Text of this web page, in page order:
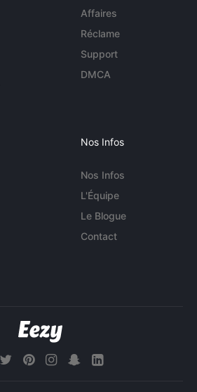
Affaires
Réclame
Support
DMCA
Nos Infos
Nos Infos
L'Équipe
Le Blogue
Contact